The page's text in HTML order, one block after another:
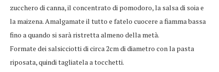
zucchero di canna, il concentrato di pomodoro, la salsa di soia e
la maizena. Amalgamate il tutto e fatelo cuocere a fiamma bassa
fino a quando si sarà ristretta almeno della metà.
Formate dei salsicciotti di circa 2cm di diametro con la pasta
riposata, quindi tagliatela a tocchetti.